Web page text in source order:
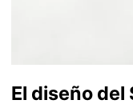
El diseño